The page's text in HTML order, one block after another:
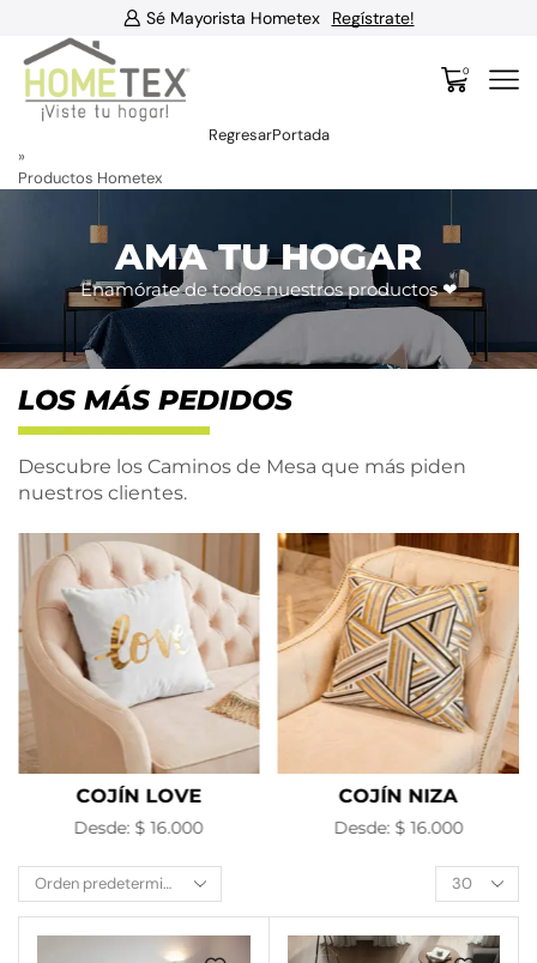
Sé Mayorista Hometex Regístrate!
0
RegresarPortada
»
Productos Hometex
AMA TU HOGAR
Enamórate de todos nuestros productos ❤
LOS MÁS PEDIDOS
Descubre los Caminos de Mesa que más piden
nuestros clientes.
COJÍN NIZA
Desde: $ 16.000
COJÍN CROCHÉ
Desde: $54.000